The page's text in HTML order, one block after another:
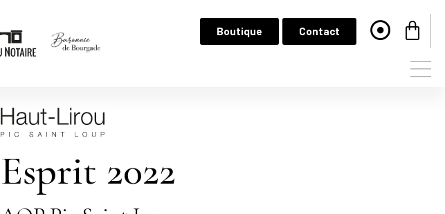
Boutique Contact
Esprit 2022